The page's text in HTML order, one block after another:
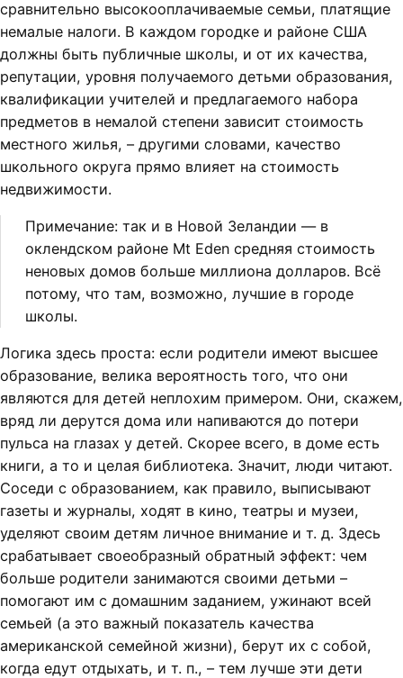
сравнительно высокооплачиваемые семьи, платящие
немалые налоги. В каждом городке и районе США
должны быть публичные школы, и от их качества,
репутации, уровня получаемого детьми образования,
квалификации учителей и предлагаемого набора
предметов в немалой степени зависит стоимость
местного жилья, – другими словами, качество
школьного округа прямо влияет на стоимость
недвижимости.
Примечание: так и в Новой Зеландии — в
оклендском районе Mt Eden средняя стоимость
неновых домов больше миллиона долларов. Всё
потому, что там, возможно, лучшие в городе
школы.
Логика здесь проста: если родители имеют высшее
образование, велика вероятность того, что они
являются для детей неплохим примером. Они, скажем,
вряд ли дерутся дома или напиваются до потери
пульса на глазах у детей. Скорее всего, в доме есть
книги, а то и целая библиотека. Значит, люди читают.
Соседи с образованием, как правило, выписывают
газеты и журналы, ходят в кино, театры и музеи,
уделяют своим детям личное внимание и т. д. Здесь
срабатывает своеобразный обратный эффект: чем
больше родители занимаются своими детьми –
помогают им с домашним заданием, ужинают всей
семьей (а это важный показатель качества
американской семейной жизни), берут их с собой,
когда едут отдыхать, и т. п., – тем лучше эти дети